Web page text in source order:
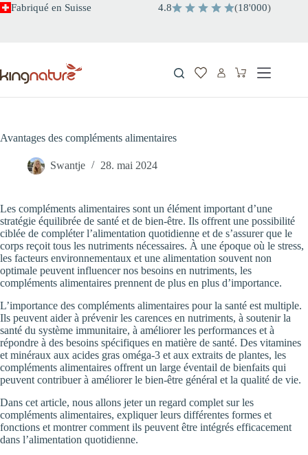
Passer
Fabriqué en Suisse 4.8 (18'000)
Panier
Avantages des compléments alimentaires
Swantje 28. mai 2024
Les compléments alimentaires sont un élément important d’une
stratégie équilibrée de santé et de bien-être. Ils offrent une possibilité
ciblée de compléter l’alimentation quotidienne et de s’assurer que le
corps reçoit tous les nutriments nécessaires. À une époque où le stress,
les facteurs environnementaux et une alimentation souvent non
optimale peuvent influencer nos besoins en nutriments, les
compléments alimentaires prennent de plus en plus d’importance.
L’importance des compléments alimentaires pour la santé est multiple.
Ils peuvent aider à prévenir les carences en nutriments, à soutenir la
santé du système immunitaire, à améliorer les performances et à
répondre à des besoins spécifiques en matière de santé. Des vitamines
et minéraux aux acides gras oméga-3 et aux extraits de plantes, les
compléments alimentaires offrent un large éventail de bienfaits qui
peuvent contribuer à améliorer le bien-être général et la qualité de vie.
Dans cet article, nous allons jeter un regard complet sur les
compléments alimentaires, expliquer leurs différentes formes et
fonctions et montrer comment ils peuvent être intégrés efficacement
dans l’alimentation quotidienne.